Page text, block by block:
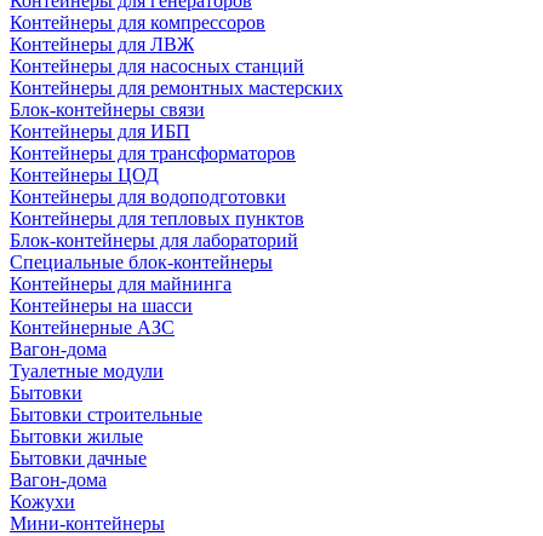
Контейнеры для компрессоров
Контейнеры для ЛВЖ
Контейнеры для насосных станций
Контейнеры для ремонтных мастерских
Блок-контейнеры связи
Контейнеры для ИБП
Контейнеры для трансформаторов
Контейнеры ЦОД
Контейнеры для водоподготовки
Контейнеры для тепловых пунктов
Блок-контейнеры для лабораторий
Специальные блок-контейнеры
Контейнеры для майнинга
Контейнеры на шасси
Контейнерные АЗС
Вагон-дома
Туалетные модули
Бытовки
Бытовки строительные
Бытовки жилые
Бытовки дачные
Вагон-дома
Кожухи
Мини-контейнеры